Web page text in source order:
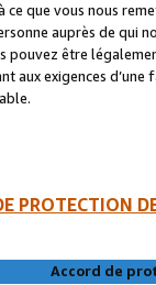
ce que vous nous
auprès de qui
pouvez être
aux exigences
PROTECTION
Accord de